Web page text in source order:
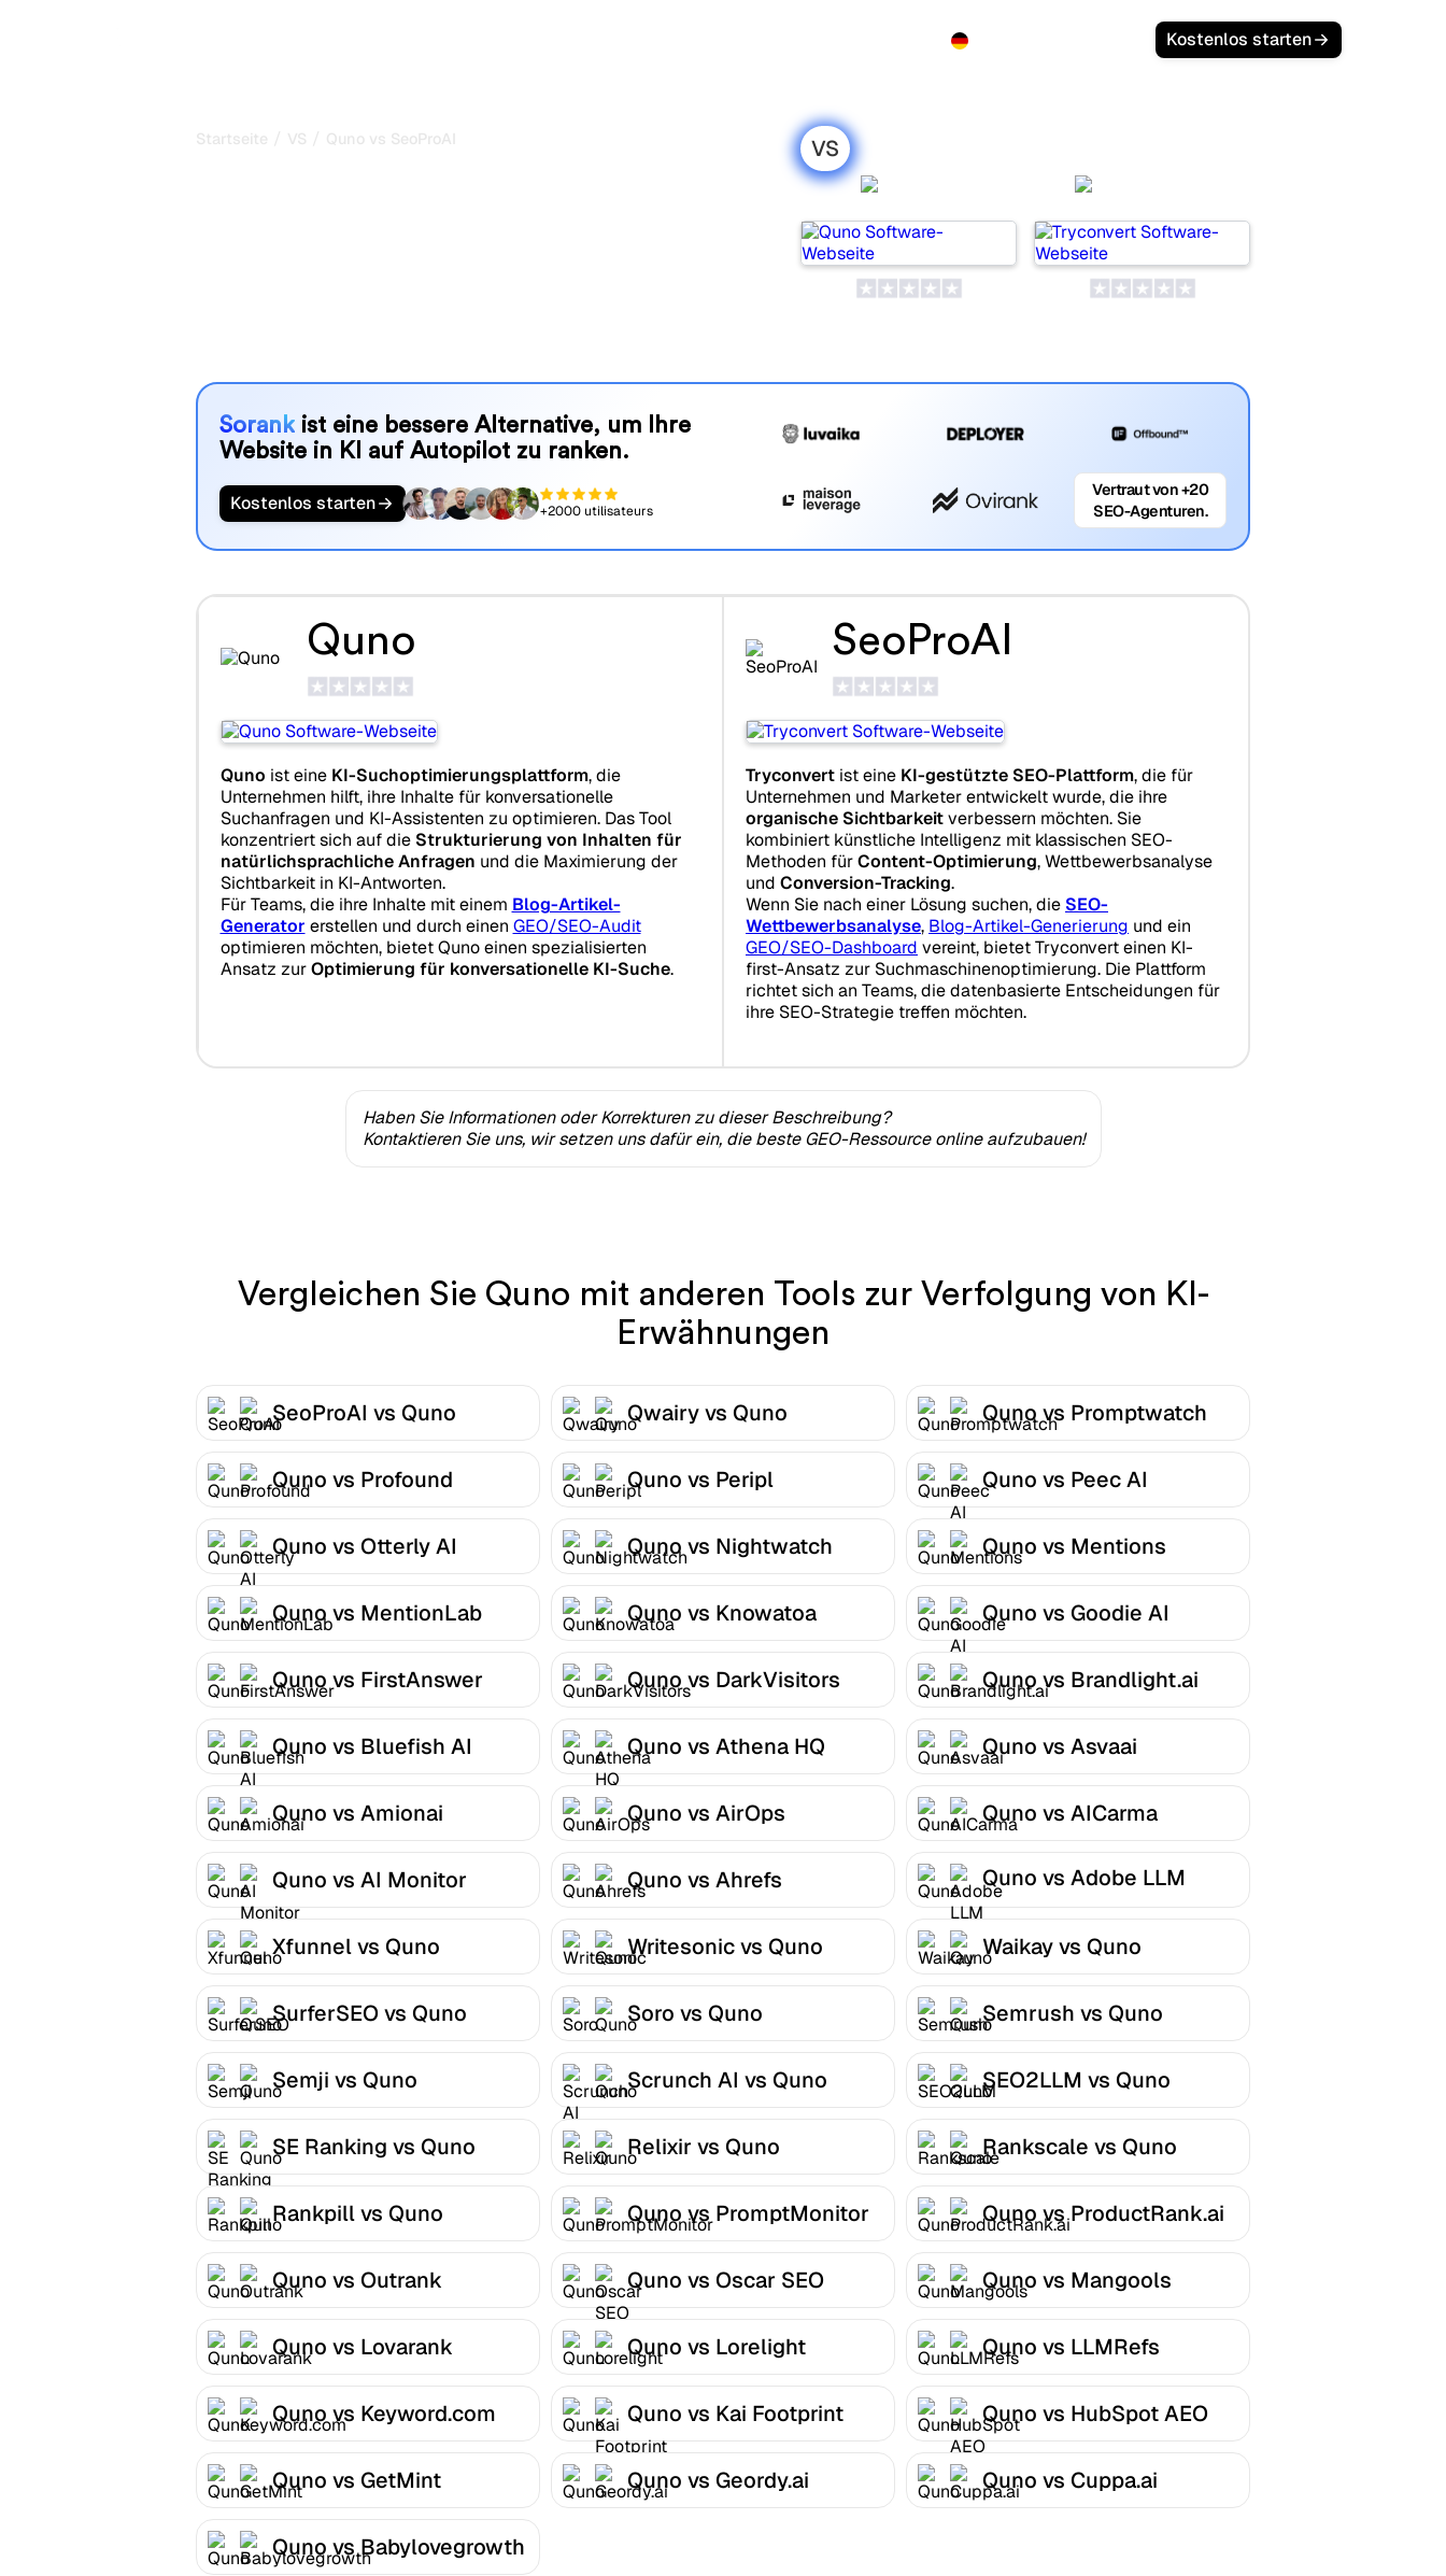
Kostenlos starten
Startseite / VS / Quno vs SeoProAI VS
Sorankist eine bessere Alternative, um Ihre
Website in KI auf Autopilot zu ranken.
Kostenlos starten +2000 utilisateurs
Vertraut von +20
SEO-Agenturen.
Quno
Quno ist eine KI-Suchoptimierungsplattform, die
Unternehmen hilft, ihre Inhalte für konversationelle
Suchanfragen und KI-Assistenten zu optimieren. Das Tool
konzentriert sich auf die Strukturierung von Inhalten für
natürlichsprachliche Anfragen und die Maximierung der
Sichtbarkeit in KI-Antworten.
Für Teams, die ihre Inhalte mit einem Blog-Artikel-
Generator erstellen und durch einen GEO/SEO-Audit
optimieren möchten, bietet Quno einen spezialisierten
Ansatz zurOptimierung für konversationelle KI-Suche.
SeoProAI
Tryconvert ist eine KI-gestützte SEO-Plattform, die für
Unternehmen und Marketer entwickelt wurde, die ihre
organische Sichtbarkeitverbessern möchten. Sie
kombiniert künstliche Intelligenz mit klassischen SEO-
Methoden fürContent-Optimierung, Wettbewerbsanalyse
und Conversion-Tracking.
Wenn Sie nach einer Lösung suchen, die SEO-
Wettbewerbsanalyse, Blog-Artikel-Generierung und ein
GEO/SEO-Dashboard vereint, bietet Tryconvert einen KI-
first-Ansatz zur Suchmaschinenoptimierung. Die Plattform
richtet sich an Teams, die datenbasierte Entscheidungen für
ihre SEO-Strategie treffen möchten.
Haben Sie Informationen oder Korrekturen zu dieser Beschreibung?
Kontaktieren Sie uns, wir setzen uns dafür ein, die beste GEO-Ressource online aufzubauen!
Vergleichen Sie Quno mit anderen Tools zur Verfolgung von KI-
Erwähnungen
SeoProAI vs Quno Qwairy vs Quno Quno vs Promptwatch
Quno vs Profound Quno vs Peripl Quno vs Peec AI
Quno vs Otterly AI Quno vs Nightwatch Quno vs Mentions
Quno vs MentionLab Quno vs Knowatoa Quno vs Goodie AI
Quno vs FirstAnswer Quno vs DarkVisitors Quno vs Brandlight.ai
Quno vs Bluefish AI Quno vs Athena HQ Quno vs Asvaai
Quno vs Amionai Quno vs AirOps Quno vs AICarma
Quno vs AI Monitor Quno vs Ahrefs
Quno vs Adobe LLM
Optimizer
Xfunnel vs Quno
Writesonic vs Quno Waikay vs Quno
SurferSEO vs Quno Soro vs Quno Semrush vs Quno
Semji vs Quno Scrunch AI vs Quno SEO2LLM vs Quno
SE Ranking vs Quno Relixir vs Quno Rankscale vs Quno
Rankpill vs Quno Quno vs PromptMonitor Quno vs ProductRank.ai
Quno vs Outrank Quno vs Oscar SEO Quno vs Mangools
Quno vs Lovarank Quno vs Lorelight Quno vs LLMRefs
Quno vs Keyword.com Quno vs Kai Footprint Quno vs HubSpot AEO
Quno vs GetMint Quno vs Geordy.ai Quno vs Cuppa.ai
Quno vs Babylovegrowth